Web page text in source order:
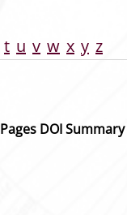
t u v w x y z
Pages DOISummary